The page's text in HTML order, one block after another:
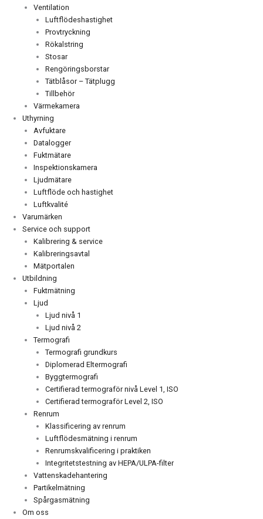
Ventilation
Luftflödeshastighet
Provtryckning
Rökalstring
Stosar
Rengöringsborstar
Tätblåsor – Tätplugg
Tillbehör
Värmekamera
Uthyrning
Avfuktare
Datalogger
Fuktmätare
Inspektionskamera
Ljudmätare
Luftflöde och hastighet
Luftkvalité
Varumärken
Service och support
Kalibrering & service
Kalibreringsavtal
Mätportalen
Utbildning
Fuktmätning
Ljud
Ljud nivå 1
Ljud nivå 2
Termografi
Termografi grundkurs
Diplomerad Eltermografi
Byggtermografi
Certifierad termograför nivå Level 1, ISO
Certifierad termograför Level 2, ISO
Renrum
Klassificering av renrum
Luftflödesmätning i renrum
Renrumskvalificering i praktiken
Integritetstestning av HEPA/ULPA-filter
Vattenskadehantering
Partikelmätning
Spårgasmätning
Om oss